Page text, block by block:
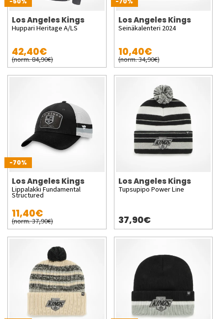
Los Angeles Kings
Huppari Heritage A/LS
42,40€
(norm. 84,90€)
Los Angeles Kings
Seinäkalenteri 2024
10,40€
(norm. 34,90€)
-70%
Los Angeles Kings
Lippalakki Fundamental
Structured
11,40€
(norm. 37,90€)
Los Angeles Kings
Tupsupipo Power Line
37,90€